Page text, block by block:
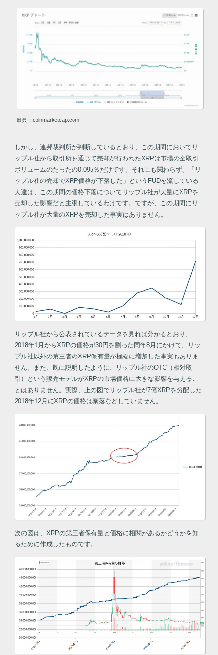
出典：coinmarketcap.com
しかし、連邦裁判所が判断しているとおり、この期間においてリ
ップル社から取引所を通じて売却が行われたXRPは市場の全取引
ボリュームのたったの0.095％だけです。それにも関わらず、「リ
ップル社の売却でXRP価格が下落した」というFUDを流している
人達は、この期間の価格下落についてリップル社が大量にXRPを
売却した影響だと主張しているわけです。ですが、この期間にリ
ップル社が大量のXRPを売却した事実はありません。
リップル社から公表されているデータを見れば分かるとおり、
2018年1月からXRPの価格が30円を割った同年8月にかけて、リッ
プル社以外の第三者のXRP保有量が極端に増加した事実もありま
せん。また、既に説明したように、リップル社のOTC（相対取
引）という販売モデルがXRPの市場価格に大きな影響を与えるこ
とはありません。実際、上の図でリップル社が7億XRPを分配した
2018年12月にXRPの価格は暴落などしていません。
次の図は、XRPの第三者保有量と価格に相関があるかどうかを知
るために作成したものです。